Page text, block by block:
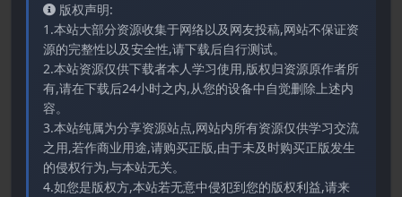
版权声明:
1.本站大部分资源收集于网络以及网友投稿,网站不保证资
源的完整性以及安全性,请下载后自行测试。
2.本站资源仅供下载者本人学习使用,版权归资源原作者所
有,请在下载后24小时之内,从您的设备中自觉删除上述内
容。
3.本站纯属为分享资源站点,网站内所有资源仅供学习交流
之用,若作商业用途,请购买正版,由于未及时购买正版发生
的侵权行为,与本站无关。
4.如您是版权方,本站若无意中侵犯到您的版权利益,请来